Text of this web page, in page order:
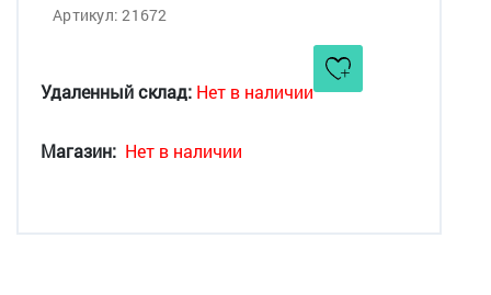
Артикул: 21672
Удаленный склад: Нет в наличии
Магазин: Нет в наличии